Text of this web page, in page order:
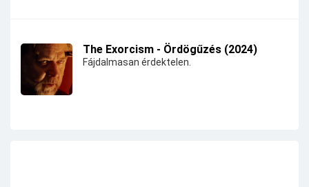
The Exorcism - Ördögűzés (2024)
Fájdalmasan érdektelen.